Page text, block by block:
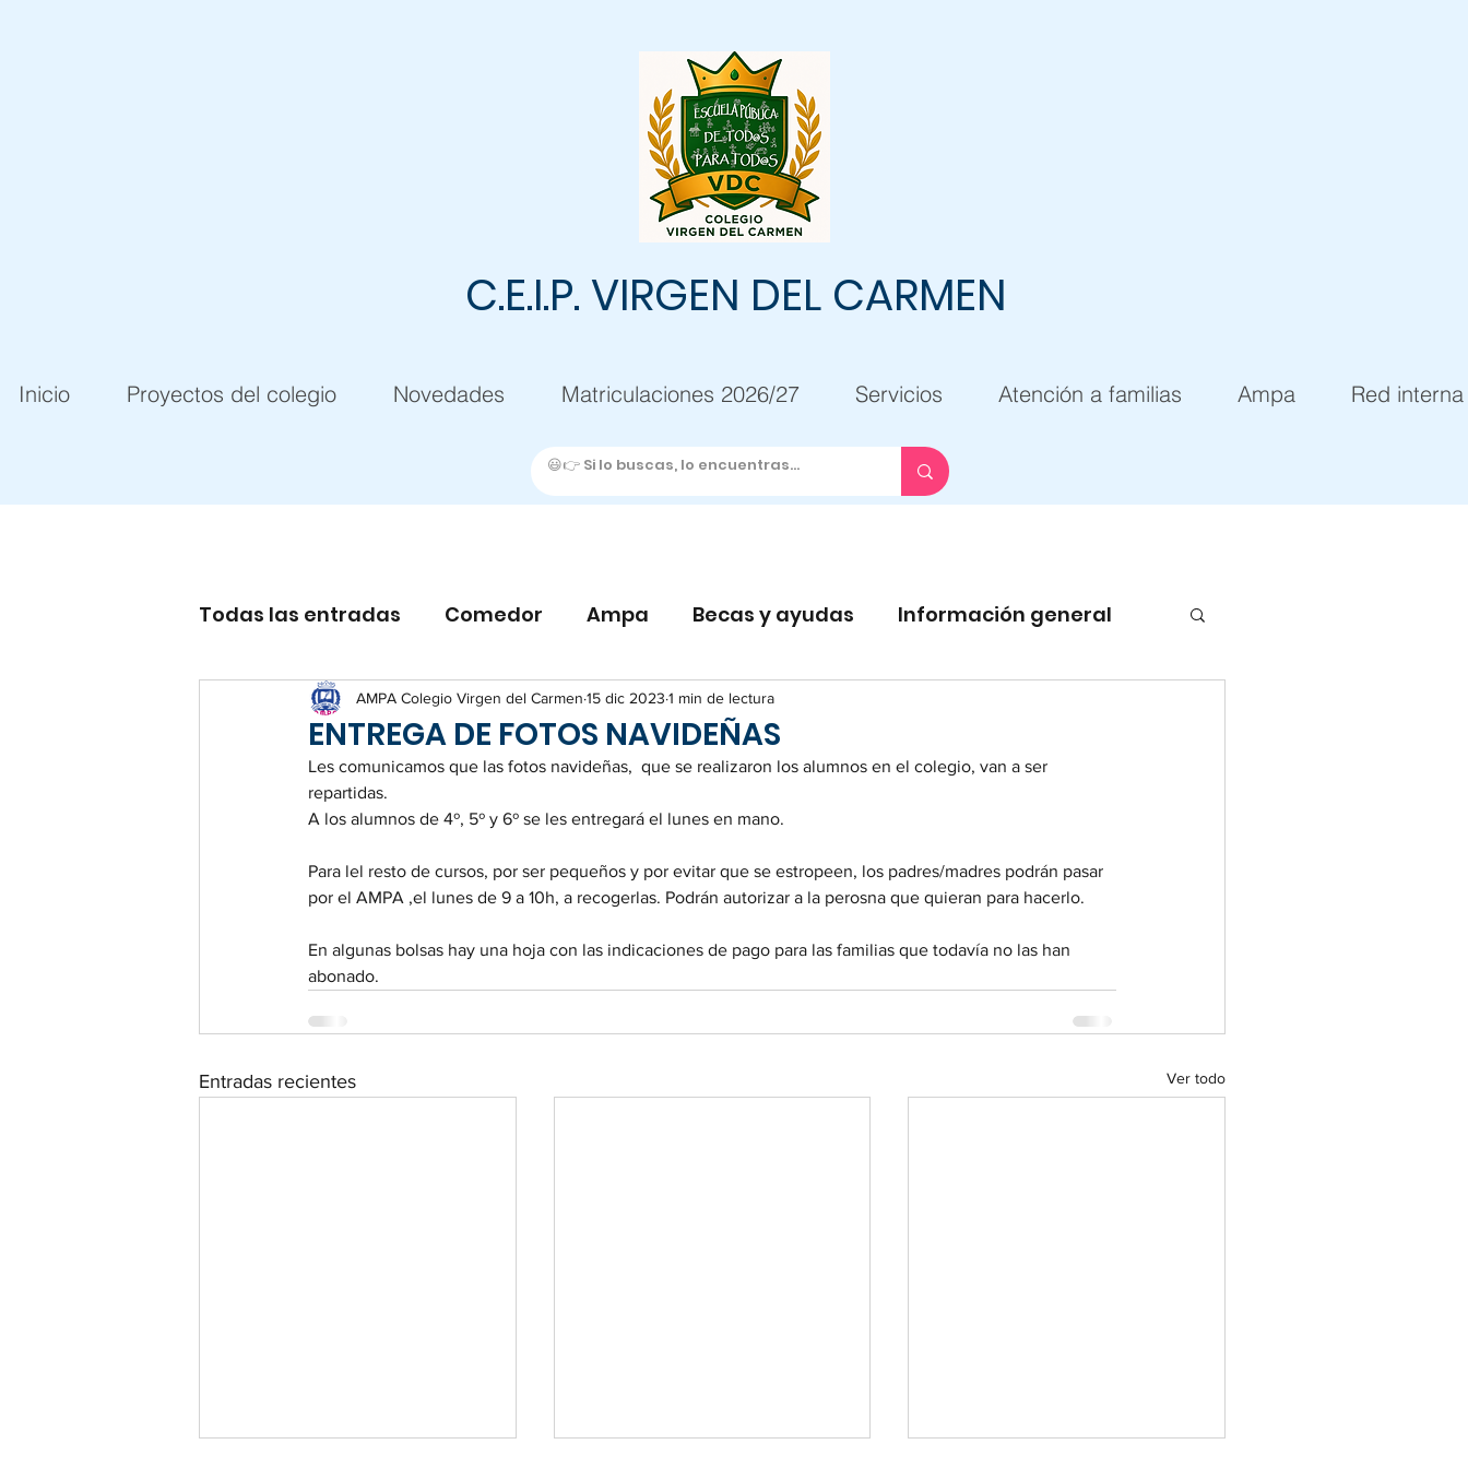
C.E.I.P. VIRGEN DEL CARMEN
Inicio Proyectos del colegio Novedades Matriculaciones 2026/27 Servicios Atención a familias Ampa Red interna
Todas las entradas Comedor Ampa Becas y ayudas Información general
ENTREGA DE FOTOS NAVIDEÑAS
AMPA Colegio Virgen del Carmen 15 dic 2023 1 min de lectura
Les comunicamos que las fotos navideñas,  que se realizaron los alumnos en el colegio, van a ser
repartidas.
A los alumnos de 4º, 5º y 6º se les entregará el lunes en mano.
Para lel resto de cursos, por ser pequeños y por evitar que se estropeen, los padres/madres podrán pasar
por el AMPA ,el lunes de 9 a 10h, a recogerlas. Podrán autorizar a la perosna que quieran para hacerlo.
En algunas bolsas hay una hoja con las indicaciones de pago para las familias que todavía no las han
abonado.
Entradas recientes Ver todo